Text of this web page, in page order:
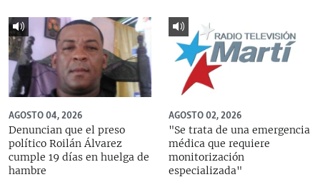
AGOSTO 04, 2026
Denuncian que el preso
político Roilán Álvarez
cumple 19 días en huelga de
hambre
AGOSTO 02, 2026
"Se trata de una emergencia
médica que requiere
monitorización
especializada"